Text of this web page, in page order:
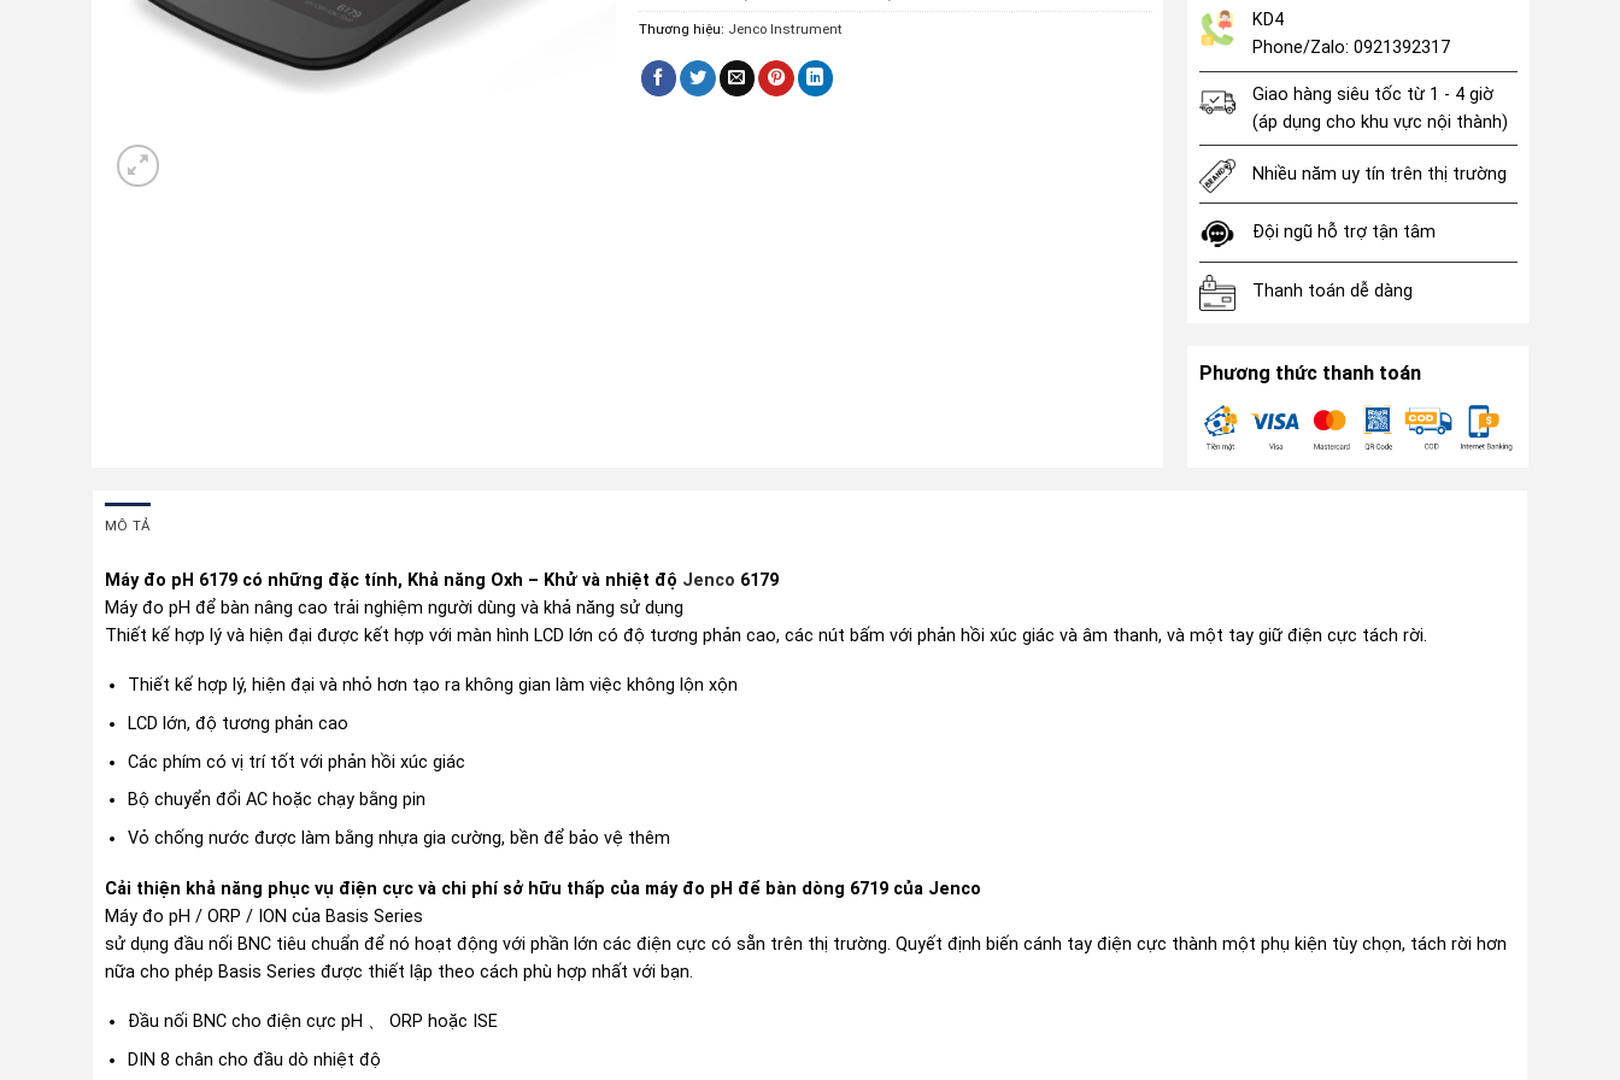
Thương hiệu: Jenco Instrument
KD4
Phone/Zalo: 0921392317
Giao hàng siêu tốc từ 1 - 4 giờ
(áp dụng cho khu vực nội thành)
Nhiều năm uy tín trên thị trường
Đội ngũ hỗ trợ tận tâm
Thanh toán dễ dàng
Phương thức thanh toán
MÔ TẢ
Máy đo pH 6179 có những đặc tính, Khả năng Oxh – Khử và nhiệt độ Jenco 6179
Máy đo pH để bàn nâng cao trải nghiệm người dùng và khả năng sử dụng
Thiết kế hợp lý và hiện đại được kết hợp với màn hình LCD lớn có độ tương phản cao, các nút bấm với phản hồi xúc giác và âm thanh, và một tay giữ điện cực tách rời.
Thiết kế hợp lý, hiện đại và nhỏ hơn tạo ra không gian làm việc không lộn xộn
LCD lớn, độ tương phản cao
Các phím có vị trí tốt với phản hồi xúc giác
Bộ chuyển đổi AC hoặc chạy bằng pin
Vỏ chống nước được làm bằng nhựa gia cường, bền để bảo vệ thêm
Cải thiện khả năng phục vụ điện cực và chi phí sở hữu thấp của máy đo pH để bàn dòng 6719 của Jenco
Máy đo pH / ORP / ION của Basis Series
sử dụng đầu nối BNC tiêu chuẩn để nó hoạt động với phần lớn các điện cực có sẵn trên thị trường. Quyết định biến cánh tay điện cực thành một phụ kiện tùy chọn, tách rời hơn
nữa cho phép Basis Series được thiết lập theo cách phù hợp nhất với bạn.
Đầu nối BNC cho điện cực pH 、 ORP hoặc ISE
DIN 8 chân cho đầu dò nhiệt độ